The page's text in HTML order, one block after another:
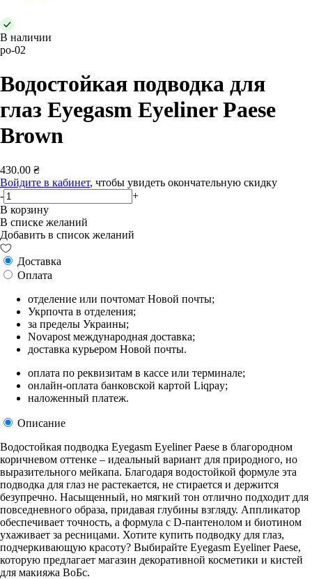
В наличии
po-02
Водостойкая подводка для
глаз Eyegasm Eyeliner Paese
Brown
430.00 ₴
Войдите в кабинет, чтобы увидеть окончательную скидку
-
+
В корзину
В списке желаний
Добавить в список желаний
Доставка
Оплата
отделение или почтомат Новой почты;
Укрпочта в отделения;
за пределы Украины;
Novapost международная доставка;
доставка курьером Новой почты.
оплата по реквизитам в кассе или терминале;
онлайн-оплата банковской картой Liqpay;
наложенный платеж.
Описание
Водостойкая подводка Eyegasm Eyeliner Paese в благородном
коричневом оттенке – идеальный вариант для природного, но
выразительного мейкапа. Благодаря водостойкой формуле эта
подводка для глаз не растекается, не стирается и держится
безупречно. Насыщенный, но мягкий тон отлично подходит для
повседневного образа, придавая глубины взгляду. Аппликатор
обеспечивает точность, а формула с D-пантенолом и биотином
ухаживает за ресницами. Хотите купить подводку для глаз,
подчеркивающую красоту? Выбирайте Eyegasm Eyeliner Paese,
которую предлагает магазин декоративной косметики и кистей
для макияжа ВоБс.